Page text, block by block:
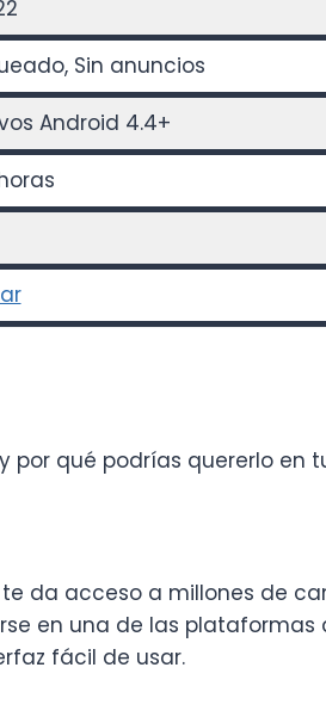
Sin anuncios
Android 4.4+
por qué podrías quererlo en
da acceso a millones de
en una de las
fácil de usar.